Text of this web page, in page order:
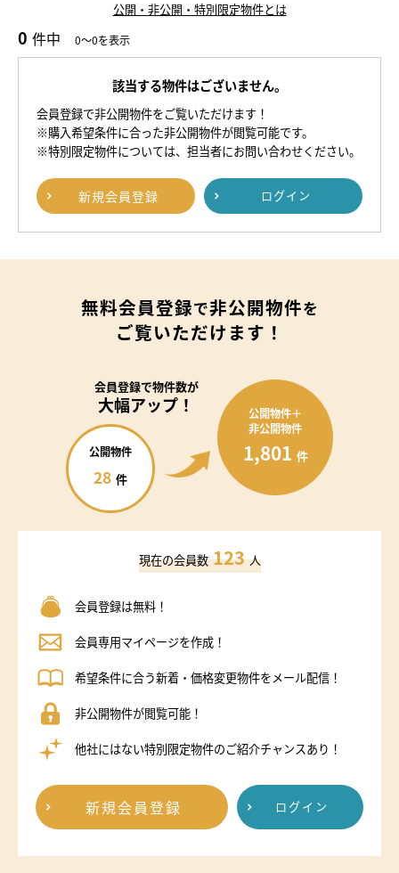
公開・非公開・特別限定物件とは
0 件中 0～0を表示
該当する物件はございません。
会員登録で非公開物件をご覧いただけます！
※購入希望条件に合った非公開物件が閲覧可能です。
※特別限定物件については、担当者にお問い合わせください。
新規会員登録 ログイン
無料会員登録で非公開物件を
ご覧いただけます！
会員登録で物件数が
大幅アップ！
公開物件
28 件
公開物件＋
非公開物件
1,801 件
現在の会員数 123 人
会員登録は無料！
会員専用マイページを作成！
希望条件に合う新着・価格変更物件をメール配信！
非公開物件が閲覧可能！
他社にはない特別限定物件のご紹介チャンスあり！
新規会員登録 ログイン